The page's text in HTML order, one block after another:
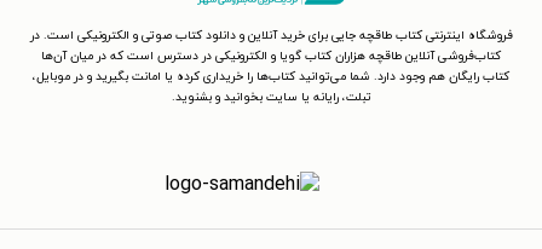
فروشگاه اینترنتی کتاب طاقچه جایی برای خرید آنلاین و دانلود کتاب صوتی و الکترونیکی است. در
کتاب‌فروشی آنلاین طاقچه هزاران کتاب گویا و الکترونیکی در دسترس است که در میان آن‌ها
کتاب رایگان هم وجود دارد. شما می‌توانید کتاب‌ها را خریداری کرده یا امانت بگیرید و در موبایل،
تبلت، رایانه یا سایت بخوانید و بشنوید.